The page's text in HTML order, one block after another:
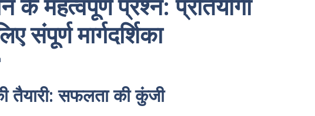
संपूर्ण मार्गदर्शिका
तैयारी: सफलता की कुंजी